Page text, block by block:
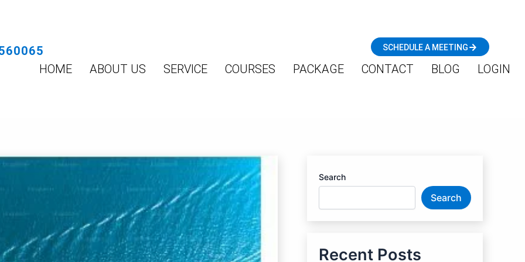
SCHEDULE A MEETING
HOME ABOUT US SERVICE COURSES PACKAGE CONTACT BLOG LOGIN
Search
Search
Recent Posts